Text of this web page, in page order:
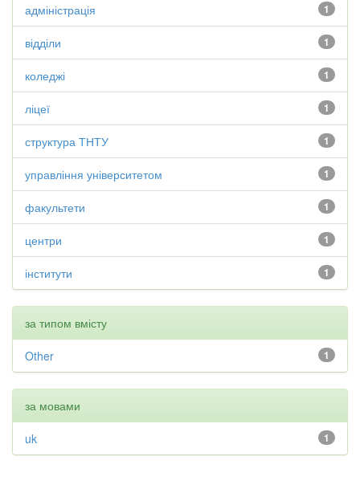
1
адміністрація
1
відділи
1
коледжі
1
ліцеї
1
структура ТНТУ
1
управління університетом
1
факультети
1
центри
1
інститути
за типом вмісту
1
Other
за мовами
1
uk